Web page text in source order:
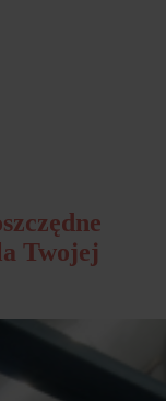
Twojej